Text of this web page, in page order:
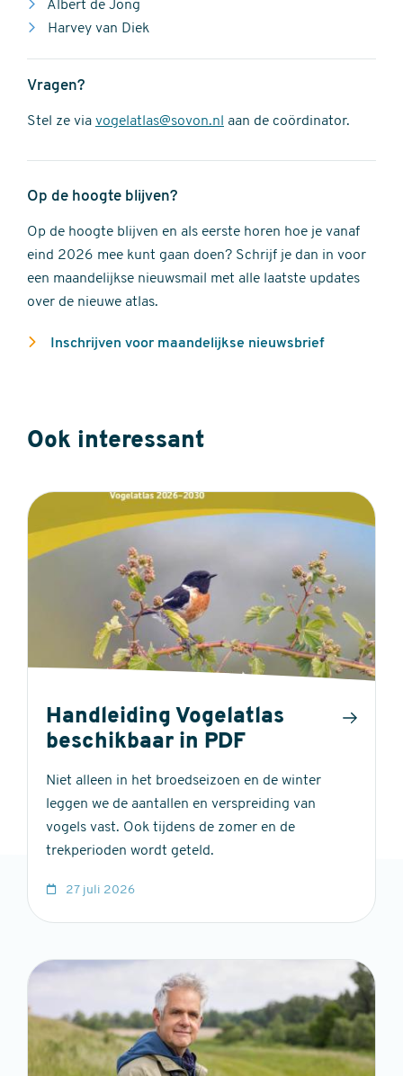
Albert de Jong
Harvey van Diek
Vragen?
Stel ze via vogelatlas@sovon.nl aan de coördinator.
Op de hoogte blijven?
Op de hoogte blijven en als eerste horen hoe je vanaf
eind 2026 mee kunt gaan doen? Schrijf je dan in voor
een maandelijkse nieuwsmail met alle laatste updates
over de nieuwe atlas.
Inschrijven voor maandelijkse nieuwsbrief
Ook interessant
Handleiding Vogelatlas
beschikbaar in PDF
Niet alleen in het broedseizoen en de winter
leggen we de aantallen en verspreiding van
vogels vast. Ook tijdens de zomer en de
trekperioden wordt geteld.
27 juli 2026